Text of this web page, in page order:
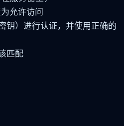
允许访问
钥）进行认证，并使用正确的
匹配